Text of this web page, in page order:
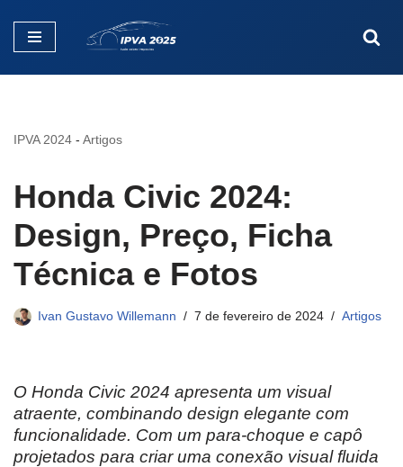
Pular
IPVA 2024 - Artigos
Honda Civic 2024:
Design, Preço, Ficha
Técnica e Fotos
Ivan Gustavo Willemann 7 de fevereiro de 2024 Artigos
O Honda Civic 2024 apresenta um visual
atraente, combinando design elegante com
funcionalidade. Com um para-choque e capô
projetados para criar uma conexão visual fluida